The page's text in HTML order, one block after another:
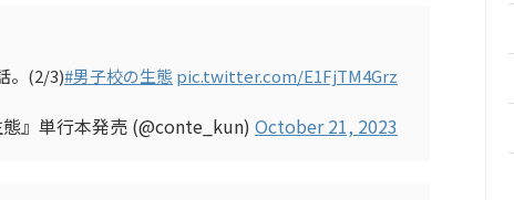
。(2/3)#男子校の生態 pic.twitter.com/E1FjTM4Grz
』単行本発売 (@conte_kun) October 21, 2023